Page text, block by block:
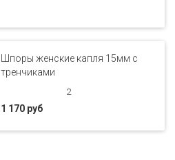
Шпоры женские капля 15мм с
тренчиками
2
1 170 руб